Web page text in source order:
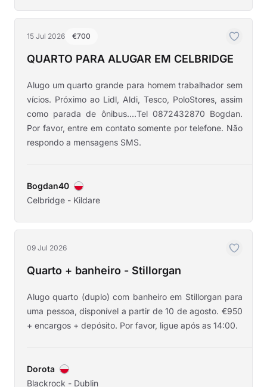
15 Jul 2026 €700
QUARTO PARA ALUGAR EM CELBRIDGE
Alugo um quarto grande para homem trabalhador sem
vícios. Próximo ao Lidl, Aldi, Tesco, PoloStores, assim
como parada de ônibus....Tel 0872432870 Bogdan.
Por favor, entre em contato somente por telefone. Não
respondo a mensagens SMS.
Bogdan40
Celbridge - Kildare
09 Jul 2026
Quarto + banheiro - Stillorgan
Alugo quarto (duplo) com banheiro em Stillorgan para
uma pessoa, disponível a partir de 10 de agosto. €950
+ encargos + depósito. Por favor, ligue após as 14:00.
Dorota
Blackrock - Dublin